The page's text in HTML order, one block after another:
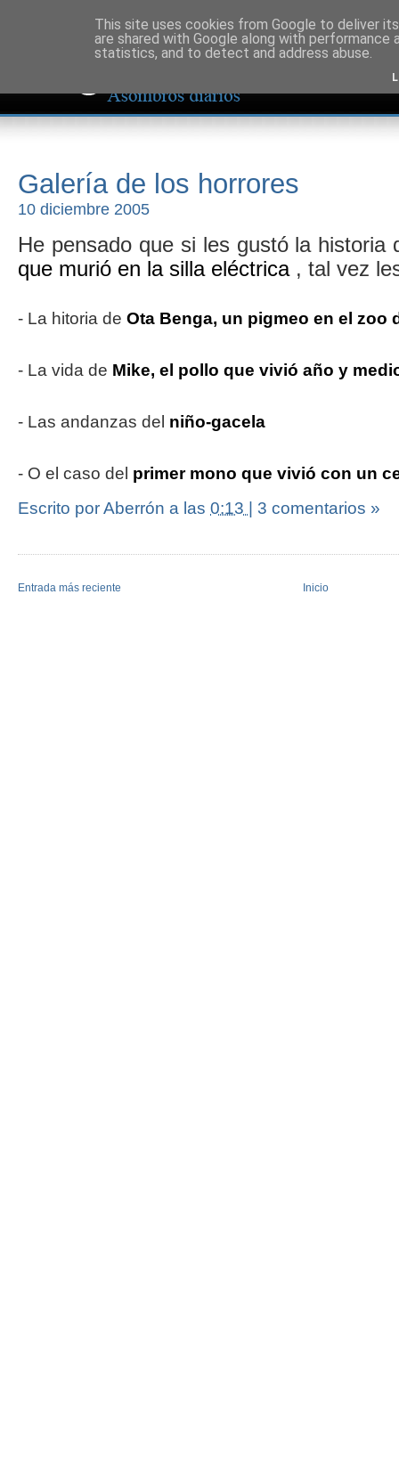
Galería de los horrores
10 diciembre 2005
He pensado que si les gustó la historia
que murió en la silla eléctrica , tal vez
- La hitoria de Ota Benga, un pigmeo en el zoo
- La vida de Mike, el pollo que vivió año y
- Las andanzas del niño-gacela
- O el caso del primer mono que vivió con un
Escrito por Aberrón a las 0:13 | 3 comentarios »
Entrada más reciente Inicio
This site uses cookies from Google to deliver
are shared with Google along with
statistics, and to detect and address abuse.